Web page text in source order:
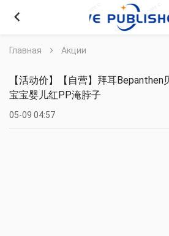
keyboard_arrow_left
Главная chevron_right Акции
【活动价】【自营】拜耳
宝宝婴儿红PP淹脖子
05-09 04:57